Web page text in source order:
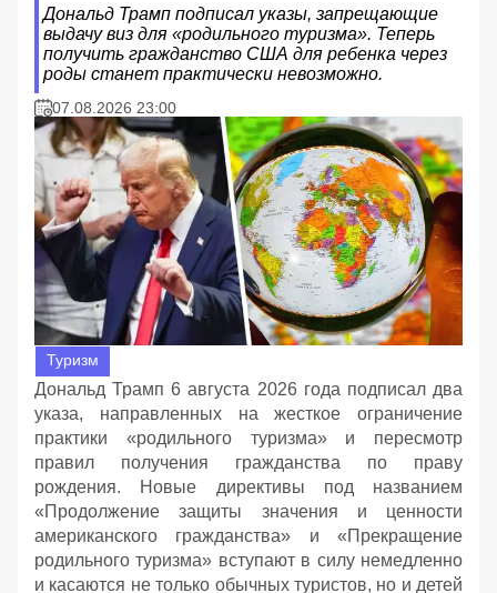
Дональд Трамп подписал указы, запрещающие
выдачу виз для «родильного туризма». Теперь
получить гражданство США для ребенка через
роды станет практически невозможно.
07.08.2026 23:00
Туризм
Дональд Трамп 6 августа 2026 года подписал два
указа, направленных на жесткое ограничение
практики «родильного туризма» и пересмотр
правил получения гражданства по праву
рождения. Новые директивы под названием
«Продолжение защиты значения и ценности
американского гражданства» и «Прекращение
родильного туризма» вступают в силу немедленно
и касаются не только обычных туристов, но и детей